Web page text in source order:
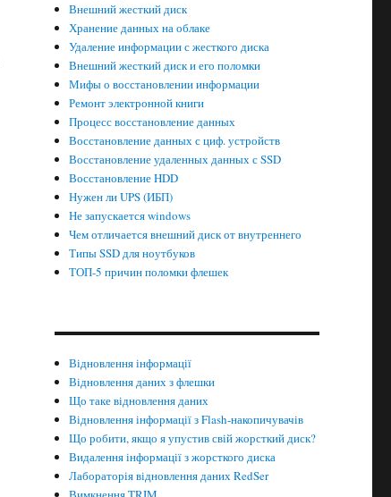
Внешний жесткий диск
Хранение данных на облаке
Удаление информации с жесткого диска
Внешний жесткий диск и его поломки
Мифы о восстановлении информации
Ремонт электронной книги
Процесс восстановление данных
Восстановление данных с циф. устройств
Восстановление удаленных данных с SSD
Восстановление HDD
Нужен ли UPS (ИБП)
Не запускается windows
Чем отличается внешний диск от внутреннего
Типы SSD для ноутбуков
ТОП-5 причин поломки флешек
Відновлення інформації
Відновлення даних з флешки
Що таке відновлення даних
Відновлення інформації з Flash-накопичувачів
Що робити, якщо я упустив свій жорсткий диск?
Видалення інформації з жорсткого диска
Лабораторія відновлення даних RedSer